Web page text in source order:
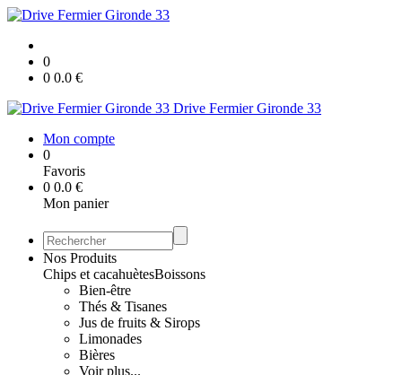
0
0 0.0 €
Drive Fermier Gironde 33
Mon compte
0
Favoris
0 0.0 €
Mon panier
Nos Produits
Chips et cacahuètesBoissons
Bien-être
Thés & Tisanes
Jus de fruits & Sirops
Limonades
Bières
Voir plus...